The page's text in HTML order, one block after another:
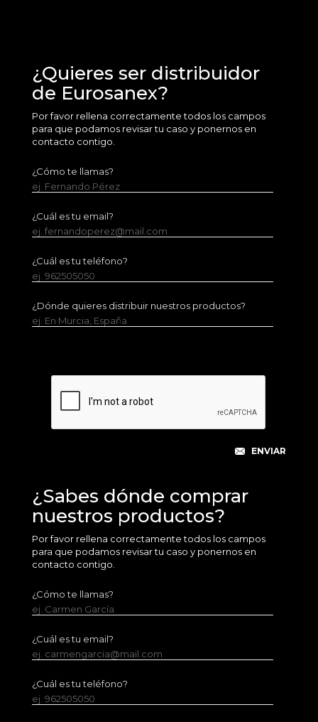
¿Quieres ser distribuidor
de Eurosanex?
Por favor rellena correctamente todos los campos
para que podamos revisar tu caso y ponernos en
contacto contigo.
¿Cómo te llamas?
ej. Fernando Pérez
¿Cuál es tu email?
ej. fernandoperez@mail.com
¿Cuál es tu teléfono?
ej. 962505050
¿Dónde quieres distribuir nuestros productos?
ej. En Murcia, España
¿Sabes dónde comprar
nuestros productos?
Por favor rellena correctamente todos los campos
para que podamos revisar tu caso y ponernos en
contacto contigo.
¿Cómo te llamas?
ej. Carmen García
¿Cuál es tu email?
ej. carmengarcia@mail.com
¿Cuál es tu teléfono?
ej. 962505050